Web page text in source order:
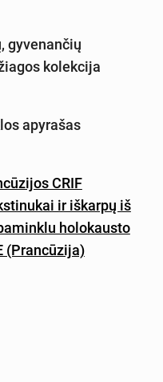
gyvenančių
kolekcija
apyrašas
CRIF
ir iškarpų iš
holokausto
(Prancūzija)